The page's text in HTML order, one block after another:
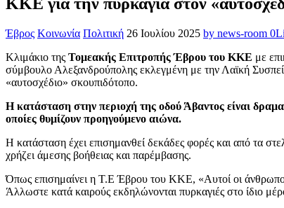
Έβρος Κοινωνία Πολιτική 26 Ιουλίου 2025 by news-room 0
Κλιμάκιο της Τομεακής Επιτροπής Έβρου του ΚΚΕ με
σύμβουλο Αλεξανδρούπολης εκλεγμένη με την Λαϊκή
«αυτοσχέδιο» σκουπιδότοπo.
Η κατάσταση στην περιοχή της οδού Άβαντος είναι
οποίες θυμίζουν προηγούμενο αιώνα.
Η κατάσταση έχει επισημανθεί δεκάδες φορές και από τα
χρήζει άμεσης βοήθειας και παρέμβασης.
Όπως επισημαίνει η Τ.Ε Έβρου του ΚΚΕ, «Αυτοί οι άνθρωποι
Άλλωστε κατά καιρούς εκδηλώνονται πυρκαγιές στο ίδιο